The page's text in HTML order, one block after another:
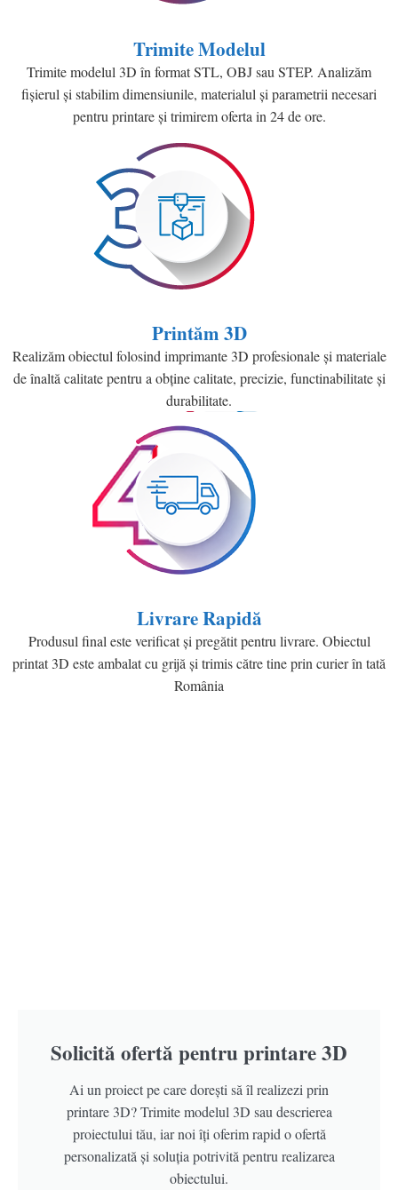
Trimite Modelul
Trimite modelul 3D în format STL, OBJ sau STEP. Analizăm
fișierul și stabilim dimensiunile, materialul și parametrii necesari
pentru printare și trimirem oferta in 24 de ore.
Printăm 3D
Realizăm obiectul folosind imprimante 3D profesionale și materiale
de înaltă calitate pentru a obține calitate, precizie, functinabilitate și
durabilitate.
Livrare Rapidă
Produsul final este verificat și pregătit pentru livrare. Obiectul
printat 3D este ambalat cu grijă și trimis către tine prin curier în tată
România
Solicită ofertă pentru printare 3D
Ai un proiect pe care dorești să îl realizezi prin
printare 3D? Trimite modelul 3D sau descrierea
proiectului tău, iar noi îți oferim rapid o ofertă
personalizată și soluția potrivită pentru realizarea
obiectului.